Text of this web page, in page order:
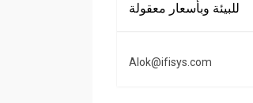
للبيئة وبأسعار معقولة
Alok@ifisys.com